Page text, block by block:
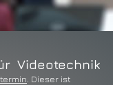
Videotechnik
. Dieser ist